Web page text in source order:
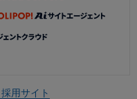
採用サイト